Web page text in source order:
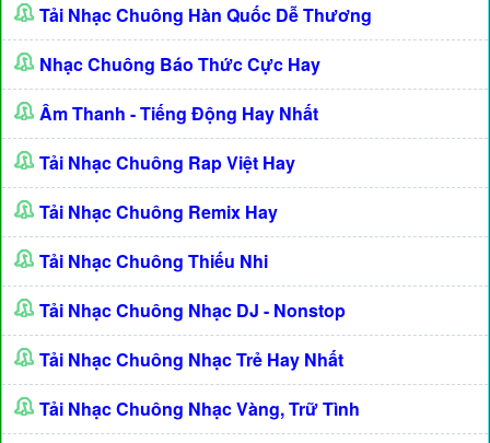
Tải Nhạc Chuông Hàn Quốc Dễ Thương
Nhạc Chuông Báo Thức Cực Hay
Âm Thanh - Tiếng Động Hay Nhất
Tải Nhạc Chuông Rap Việt Hay
Tải Nhạc Chuông Remix Hay
Tải Nhạc Chuông Thiếu Nhi
Tải Nhạc Chuông Nhạc DJ - Nonstop
Tải Nhạc Chuông Nhạc Trẻ Hay Nhất
Tải Nhạc Chuông Nhạc Vàng, Trữ Tình